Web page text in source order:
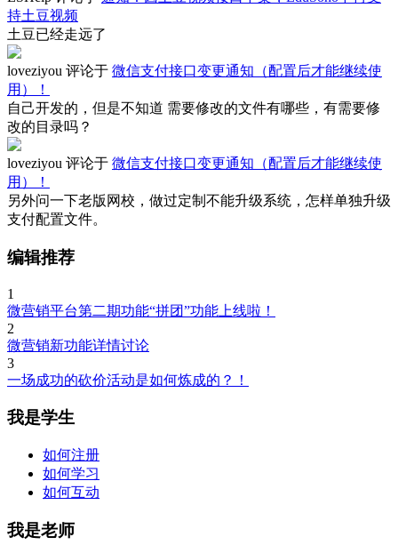
持土豆视频
土豆已经走远了
loveziyou 评论于 微信支付接口变更通知（配置后才能继续使
用）！
自己开发的，但是不知道 需要修改的文件有哪些，有需要修
改的目录吗？
loveziyou 评论于 微信支付接口变更通知（配置后才能继续使
用）！
另外问一下老版网校，做过定制不能升级系统，怎样单独升级
支付配置文件。
编辑推荐
1
微营销平台第二期功能“拼团”功能上线啦！
2
微营销新功能详情讨论
3
一场成功的砍价活动是如何炼成的？！
我是学生
如何注册
如何学习
如何互动
我是老师